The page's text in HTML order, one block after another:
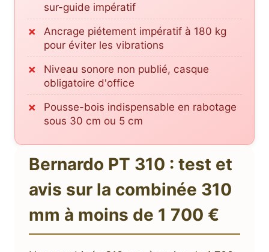
sur-guide impératif
Ancrage piétement impératif à 180 kg
pour éviter les vibrations
Niveau sonore non publié, casque
obligatoire d'office
Pousse-bois indispensable en rabotage
sous 30 cm ou 5 cm
Bernardo PT 310 : test et
avis sur la combinée 310
mm à moins de 1 700 €